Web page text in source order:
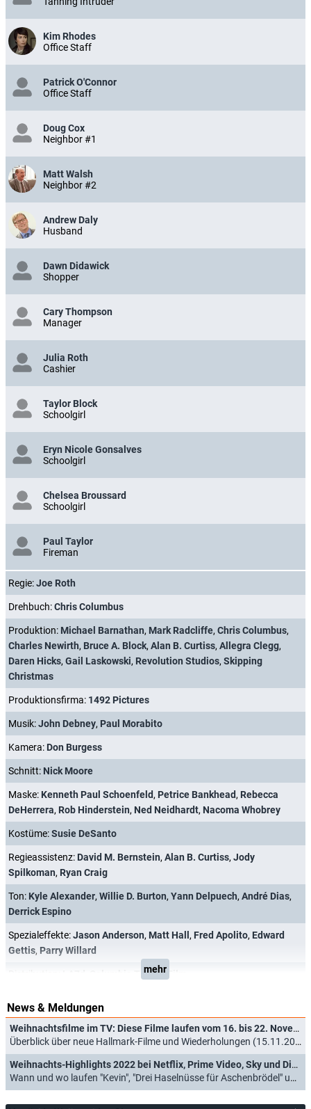
Kim Rhodes
Office Staff
Patrick O'Connor
Office Staff
Doug Cox
Neighbor #1
Matt Walsh
Neighbor #2
Andrew Daly
Husband
Dawn Didawick
Shopper
Cary Thompson
Manager
Julia Roth
Cashier
Taylor Block
Schoolgirl
Eryn Nicole Gonsalves
Schoolgirl
Chelsea Broussard
Schoolgirl
Paul Taylor
Fireman
Regie:Joe Roth
Drehbuch:Chris Columbus
Produktion: Michael Barnathan, Mark Radcliffe, Chris Columbus,
Charles Newirth, Bruce A. Block, Alan B. Curtiss, Allegra Clegg,
Daren Hicks, Gail Laskowski, Revolution Studios, Skipping
Christmas
Produktionsfirma: 1492 Pictures
Musik:John Debney, Paul Morabito
Kamera: Don Burgess
Schnitt: Nick Moore
Maske: Kenneth Paul Schoenfeld, Petrice Bankhead, Rebecca
DeHerrera, Rob Hinderstein, Ned Neidhardt, Nacoma Whobrey
Kostüme:Susie DeSanto
Regieassistenz: David M. Bernstein, Alan B. Curtiss, Jody
Spilkoman, Ryan Craig
Ton: Kyle Alexander, Willie D. Burton, Yann Delpuech, André Dias,
Derrick Espino
Spezialeffekte:Jason Anderson, Matt Hall , Fred Apolito, Edward
Gettis, Parry Willard
Columbia TriStar Film
mehr
News & Meldungen
Weihnachtsfilme im TV: Diese Filme laufen vom 16. bis 22. November 2024
Überblick über neue Hallmark-Filme und Wiederholungen (15.11.2024)
Weihnachts-Highlights 2022 bei Netflix, Prime Video, Sky und Disney+
Wann und wo laufen "Kevin", "Drei Haselnüsse für Aschenbrödel" und Co? (11.12.2022)